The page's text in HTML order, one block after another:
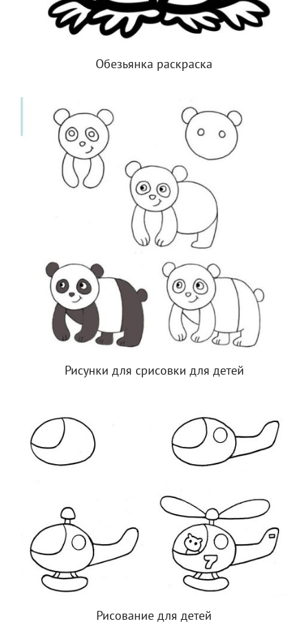
Обезьянка раскраска
Рисунки для срисовки для детей
Рисование для детей